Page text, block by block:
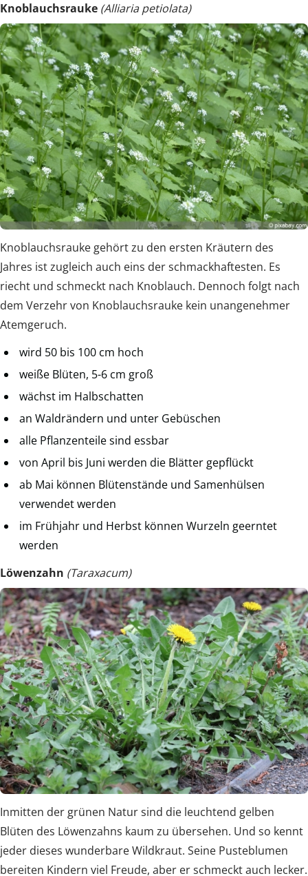
Knoblauchsrauke (Alliaria petiolata)
Knoblauchsrauke gehört zu den ersten Kräutern des
Jahres ist zugleich auch eins der schmackhaftesten. Es
riecht und schmeckt nach Knoblauch. Dennoch folgt nach
dem Verzehr von Knoblauchsrauke kein unangenehmer
Atemgeruch.
wird 50 bis 100 cm hoch
weiße Blüten, 5-6 cm groß
wächst im Halbschatten
an Waldrändern und unter Gebüschen
alle Pflanzenteile sind essbar
von April bis Juni werden die Blätter gepflückt
ab Mai können Blütenstände und Samenhülsen
verwendet werden
im Frühjahr und Herbst können Wurzeln geerntet
werden
Löwenzahn (Taraxacum)
Inmitten der grünen Natur sind die leuchtend gelben
Blüten des Löwenzahns kaum zu übersehen. Und so kennt
jeder dieses wunderbare Wildkraut. Seine Pusteblumen
bereiten Kindern viel Freude, aber er schmeckt auch lecker.